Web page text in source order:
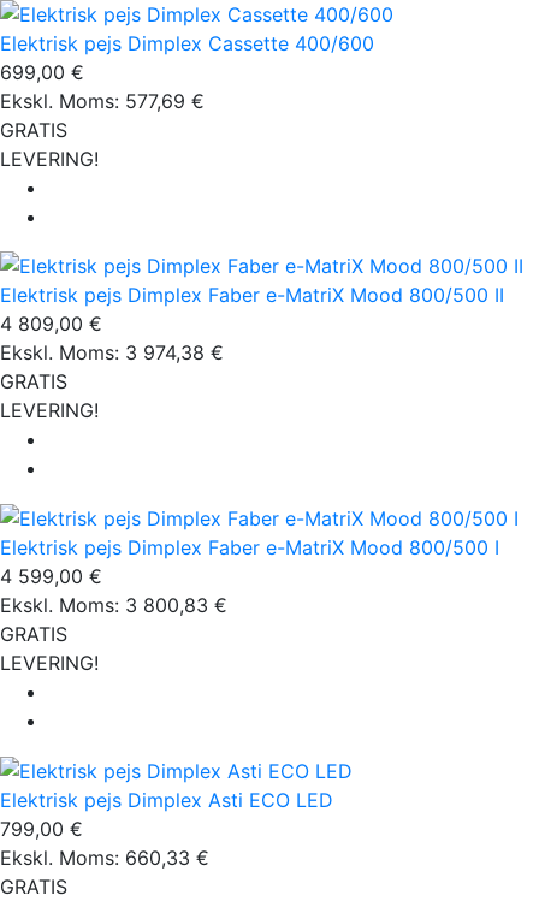
Elektrisk pejs Dimplex Cassette 400/600
699,00 €
Ekskl. Moms: 577,69 €
GRATIS
LEVERING!
Elektrisk pejs Dimplex Faber e-MatriX Mood 800/500 II
4 809,00 €
Ekskl. Moms: 3 974,38 €
GRATIS
LEVERING!
Elektrisk pejs Dimplex Faber e-MatriX Mood 800/500 I
4 599,00 €
Ekskl. Moms: 3 800,83 €
GRATIS
LEVERING!
Elektrisk pejs Dimplex Asti ECO LED
799,00 €
Ekskl. Moms: 660,33 €
GRATIS